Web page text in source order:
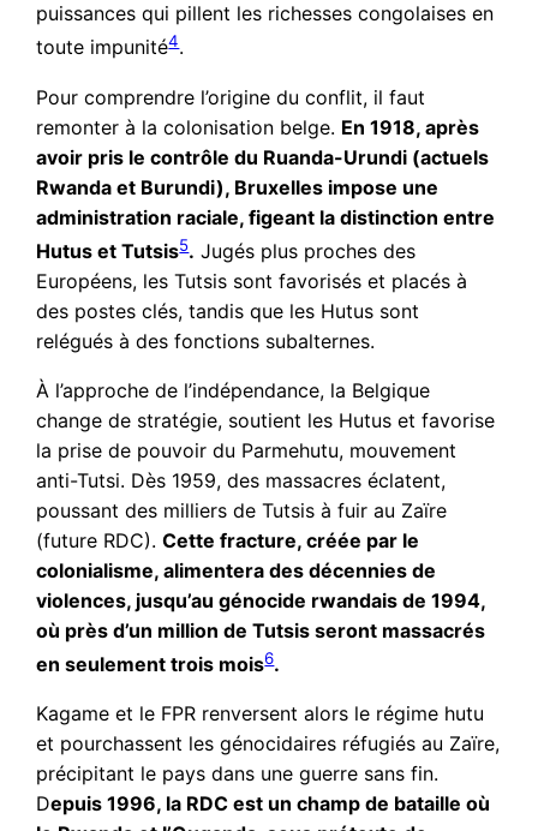
puissances qui pillent les richesses congolaises en
toute impunité4.
Pour comprendre l’origine du conflit, il faut
remonter à la colonisation belge. En 1918, après
avoir pris le contrôle du Ruanda-Urundi (actuels
Rwanda et Burundi), Bruxelles impose une
administration raciale, figeant la distinction entre
Hutus et Tutsis5. Jugés plus proches des
Européens, les Tutsis sont favorisés et placés à
des postes clés, tandis que les Hutus sont
relégués à des fonctions subalternes.
À l’approche de l’indépendance, la Belgique
change de stratégie, soutient les Hutus et favorise
la prise de pouvoir du Parmehutu, mouvement
anti-Tutsi. Dès 1959, des massacres éclatent,
poussant des milliers de Tutsis à fuir au Zaïre
(future RDC).Cette fracture, créée par le
colonialisme, alimentera des décennies de
violences, jusqu’au génocide rwandais de 1994,
où près d’un million de Tutsis seront massacrés
en seulement trois mois6.
Kagame et le FPR renversent alors le régime hutu
et pourchassent les génocidaires réfugiés au Zaïre,
précipitant le pays dans une guerre sans fin.
Depuis 1996, la RDC est un champ de bataille où